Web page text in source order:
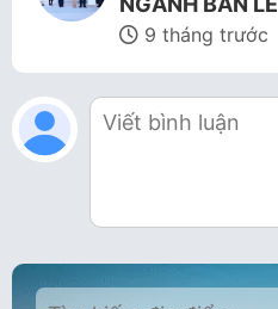
9 tháng trước